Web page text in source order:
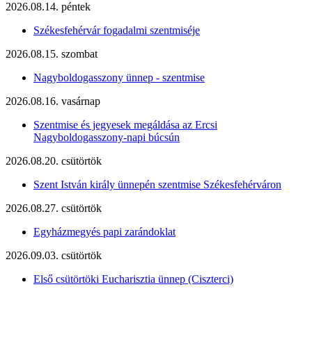
2026.08.14. péntek
Székesfehérvár fogadalmi szentmiséje
2026.08.15. szombat
Nagyboldogasszony ünnep - szentmise
2026.08.16. vasárnap
Szentmise és jegyesek megáldása az Ercsi
Nagyboldogasszony-napi búcsún
2026.08.20. csütörtök
Szent István király ünnepén szentmise Székesfehérváron
2026.08.27. csütörtök
Egyházmegyés papi zarándoklat
2026.09.03. csütörtök
Első csütörtöki Eucharisztia ünnep (Ciszterci)